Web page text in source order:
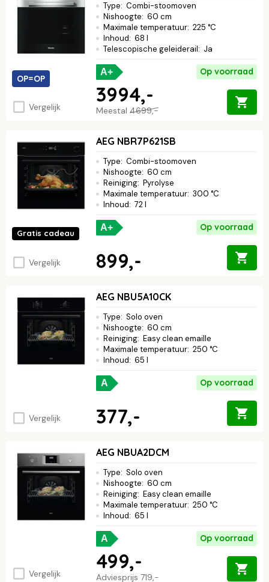
OP=OP
Vergelijk
Type: Combi-stoomoven
Nishoogte: 60 cm
Maximale temperatuur: 225 °C
Inhoud: 68 l
Telescopische geleiderail: Ja
A+ Op voorraad
Meestal 4699,-
3994,-
Gratis cadeau
Vergelijk
AEG NBR7P621SB
Type: Combi-stoomoven
Nishoogte: 60 cm
Reiniging: Pyrolyse
Maximale temperatuur: 300 °C
Inhoud: 72 l
A+ Op voorraad
899,-
Vergelijk
AEG NBU5A10CK
Type: Solo oven
Nishoogte: 60 cm
Reiniging: Easy clean emaille
Maximale temperatuur: 250 °C
Inhoud: 65 l
A Op voorraad
377,-
Vergelijk
AEG NBUA2DCM
Type: Solo oven
Nishoogte: 60 cm
Reiniging: Easy clean emaille
Maximale temperatuur: 250 °C
Inhoud: 65 l
A Op voorraad
Adviesprijs 719,-
499,-